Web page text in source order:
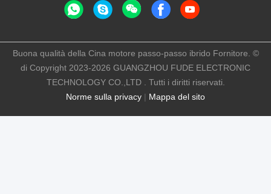
Norme sulla privacy | Mappa del sito
Buona qualità della Cina motore passo-passo ibrido Fornitore. ©
di Copyright 2023-2026 GUANGZHOU FUDE ELECTRONIC
TECHNOLOGY CO.,LTD . Tutti i diritti riservati.